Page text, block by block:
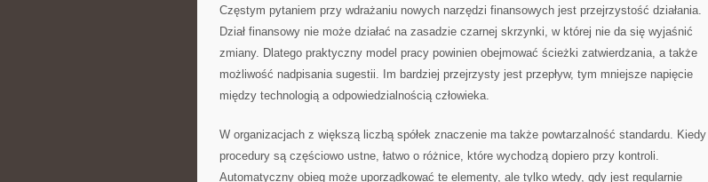
Częstym pytaniem przy wdrażaniu nowych narzędzi finansowych jest przejrzystość działania.
Dział finansowy nie może działać na zasadzie czarnej skrzynki, w której nie da się wyjaśnić
zmiany. Dlatego praktyczny model pracy powinien obejmować ścieżki zatwierdzania, a także
możliwość nadpisania sugestii. Im bardziej przejrzysty jest przepływ, tym mniejsze napięcie
między technologią a odpowiedzialnością człowieka.
W organizacjach z większą liczbą spółek znaczenie ma także powtarzalność standardu. Kiedy
procedury są częściowo ustne, łatwo o różnice, które wychodzą dopiero przy kontroli.
Automatyczny obieg może uporządkować te elementy, ale tylko wtedy, gdy jest regularnie